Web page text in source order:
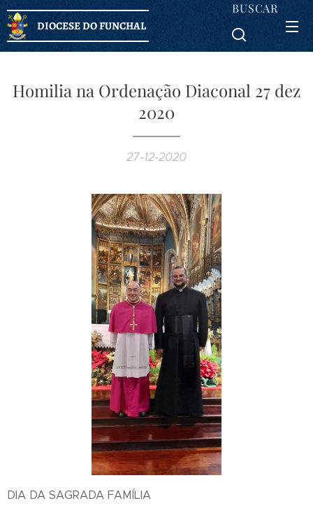
DIOCESE DO FUNCHAL
BUSCAR
Homilia na Ordenação Diaconal 27 dez
2020
27-12-2020
DIA DA SAGRADA FAMÍLIA